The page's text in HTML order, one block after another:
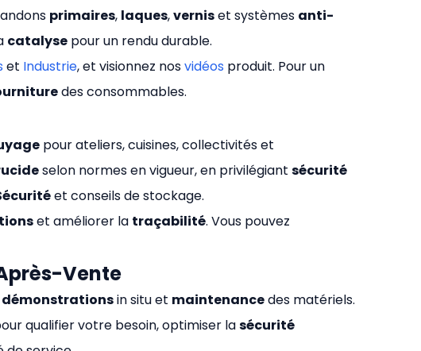
primaires, laques,verniset systèmes anti-
catalyse pour un rendu durable.
et Industrie, et visionnez nosvidéos produit. Pour un
des consommables.
pour ateliers, cuisines, collectivités et
selon normes en vigueur, en privilégiant sécurité
et conseils de stockage.
et améliorer la traçabilité. Vous pouvez
Vente
démonstrationsin situ et maintenancedes matériels.
qualifier votre besoin, optimiser lasécurité